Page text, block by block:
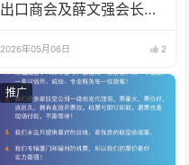
出口商会及薛文强会长的
2026年05月06日 2
推广